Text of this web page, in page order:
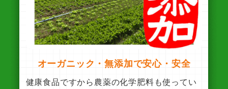
オーガニック・無添加で安心・安全
健康食品ですから農薬の化学肥料も使ってい